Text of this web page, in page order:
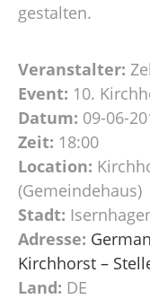
gestalten.
Veranstalter:
Event: 10.
Datum: 09-06-
Zeit: 18:00
Location:
(Gemeindehaus)
Stadt:
Adresse:
Kirchhorst –
Land: DE